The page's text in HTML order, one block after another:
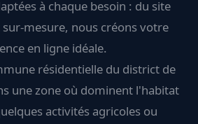
à chaque besoin : du site
mesure, nous créons votre
en ligne idéale.
résidentielle du district de
une zone où dominent l'habitat
activités agricoles ou